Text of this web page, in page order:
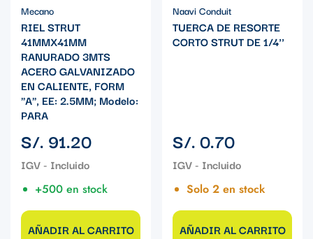
Mecano
RIEL STRUT
41MMX41MM
RANURADO 3MTS
ACERO GALVANIZADO
EN CALIENTE, FORM
"A", EE: 2.5MM; Modelo:
PARA
Precio
regular
S/. 91.20
+500 en stock
AÑADIR AL CARRITO
Naavi Conduit
TUERCA DE RESORTE
CORTO STRUT DE 1/4''
Precio
regular
S/. 0.70
Solo 2 en stock
AÑADIR AL CARRITO